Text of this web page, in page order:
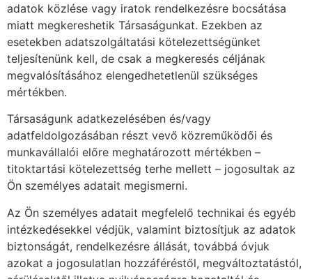
adatok közlése vagy iratok rendelkezésre bocsátása
miatt megkereshetik Társaságunkat. Ezekben az
esetekben adatszolgáltatási kötelezettségünket
teljesítenünk kell, de csak a megkeresés céljának
megvalósításához elengedhetetlenül szükséges
mértékben.
Társaságunk adatkezelésében és/vagy
adatfeldolgozásában részt vevő közreműködői és
munkavállalói előre meghatározott mértékben –
titoktartási kötelezettség terhe mellett – jogosultak az
Ön személyes adatait megismerni.
Az Ön személyes adatait megfelelő technikai és egyéb
intézkedésekkel védjük, valamint biztosítjuk az adatok
biztonságát, rendelkezésre állását, továbbá óvjuk
azokat a jogosulatlan hozzáféréstől, megváltoztatástól,